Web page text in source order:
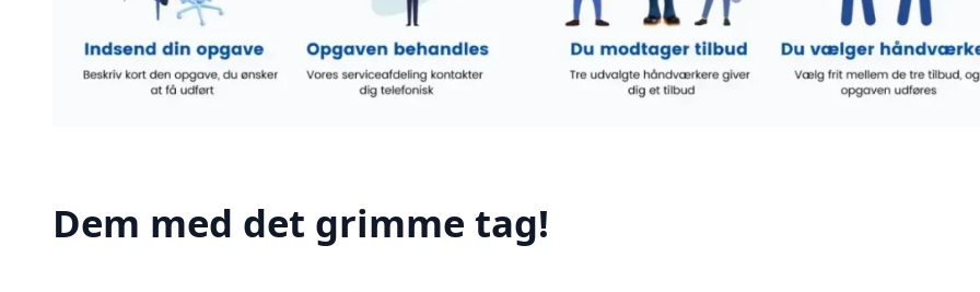
Dem med det grimme tag!